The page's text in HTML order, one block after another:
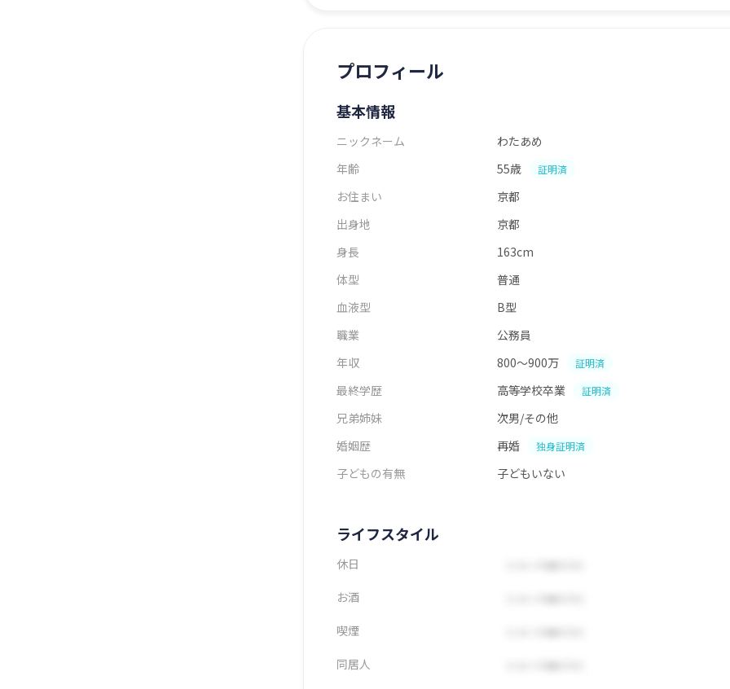
プロフィール
基本情報
ニックネーム
わたあめ
年齢
55歳 証明済
お住まい
京都
出身地
京都
身長
163cm
体型
普通
血液型
B型
職業
公務員
年収
800～900万 証明済
最終学歴 高等学校卒業 証明済
兄弟姉妹
次男/その他
婚姻歴
再婚 独身証明済
子どもの有無 子どもいない
ライフスタイル
休日
お酒
喫煙
同居人